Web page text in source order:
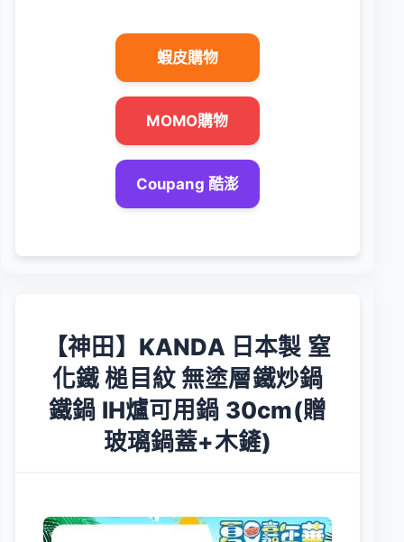
蝦皮購物
MOMO購物
Coupang 酷澎
【神田】KANDA 日本製 窒
化鐵 槌目紋 無塗層鐵炒鍋
鐵鍋 IH爐可用鍋 30cm(贈
玻璃鍋蓋+木鏟)